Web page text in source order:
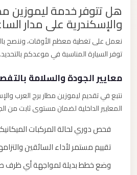
هل تتوفر خدمة ليموزين
والإسكندرية على مدار
نعمل على تغطية معظم الأوقات، وننصح
توفر السيارة المناسبة في موعدكم بالتحديد.
معايير الجودة والسلامة
نتبع في تقديم ليموزين مطار برج العرب
المعايير الداخلية لضمان مستوى ثابت من
فحص دوري لحالة المركبات
تقييم مستمر لأداء السائقين
وضع خطط بديلة لمواجهة أي ظرف